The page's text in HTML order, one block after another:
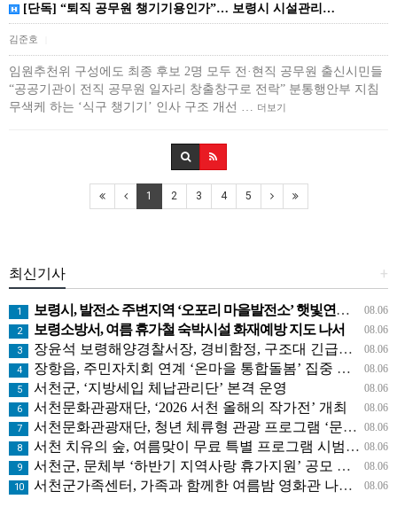
[단독] “퇴직 공무원 챙기기용인가”… 보령시 시설관리…
김준호
임원추천위 구성에도 최종 후보 2명 모두 전·현직 공무원 출신시민들
“공공기관이 전직 공무원 일자리 창출창구로 전락” 분통행안부 지침
무색케 하는 ‘식구 챙기기’ 인사 구조 개선 …
더보기
1 2 3 4 5
+
최신기사
08.06
1 보령시, 발전소 주변지역 ‘오포리 마을발전소’ 햇빛연금 시범모델 선보인다!
08.06
2 보령소방서, 여름 휴가철 숙박시설 화재예방 지도 나서
08.06
3 장윤석 보령해양경찰서장, 경비함정, 구조대 긴급대응태세 지휘관 현장점검
08.06
4 장항읍, 주민자치회 연계 ‘온마을 통합돌봄’ 집중 홍보
08.06
5 서천군, ‘지방세입 체납관리단’ 본격 운영
08.06
6 서천문화관광재단, ‘2026 서천 올해의 작가전’ 개최
08.06
7 서천문화관광재단, 청년 체류형 관광 프로그램 ‘문득, 서천’ 운영
08.06
8 서천 치유의 숲, 여름맞이 무료 특별 프로그램 시범 운영
08.06
9 서천군, 문체부 ‘하반기 지역사랑 휴가지원’ 공모 선정
08.06
10 서천군가족센터, 가족과 함께한 여름밤 영화관 나들이